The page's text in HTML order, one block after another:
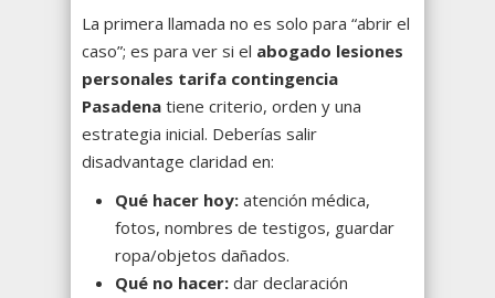
La primera llamada no es solo para “abrir el
caso”; es para ver si el abogado lesiones
personales tarifa contingencia
Pasadena tiene criterio, orden y una
estrategia inicial. Deberías salir
disadvantage claridad en:
Qué hacer hoy: atención médica,
fotos, nombres de testigos, guardar
ropa/objetos dañados.
Qué no hacer: dar declaración